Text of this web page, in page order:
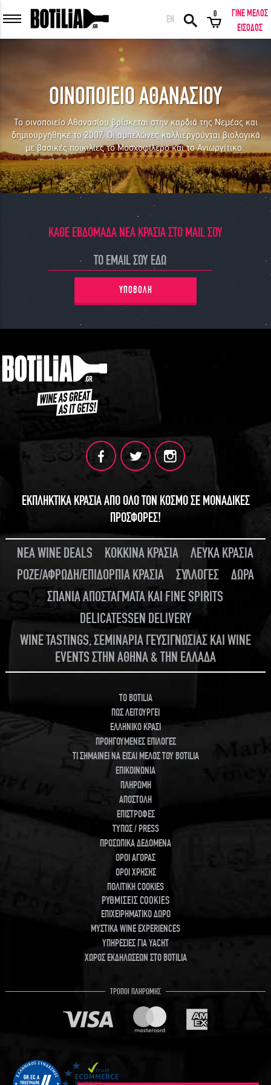
ΕΙΣΟΔΟΣ ΜΕΛΩΝ
Να με θυμάσαι
ΕΙΣΟΔΟΣ Ξέχασα τον κωδικό μου!
ΕΙΣΟΔΟΣ ΜΕ FACEBOOK
ΕΚΠΛΗΚΤΙΚΑ ΚΡΑΣΙΑ ΑΠΟ ΟΛΟ ΤΟΝ ΚΟΣΜΟ ΣΤΗΝ ΠΟΡΤΑ ΣΟΥ ΣΕ
ΜΟΝΑΔΙΚΕΣ ΠΡΟΣΦΟΡΕΣ!
EN
0
ΓΙΝΕ ΜΕΛΟΣ
ΕΙΣΟΔΟΣ
ΟΙΝΟΠΟΙΕΙΟ ΑΘΑΝΑΣΙΟΥ
Το οινοποιείο Αθανασίου βρίσκεται στην καρδιά της Νεμέας και
δημιουργήθηκε το 2007. Οι αμπελώνες καλλιεργούνται βιολογικά
με βασικές ποικιλίες το Μοσχοφίλερο και το Αγιωργίτικο.
ΚΑΘΕ ΕΒΔΟΜΑΔΑ ΝΕΑ ΚΡΑΣΙΑ ΣΤΟ MAIL ΣΟΥ
ΥΠΟΒΟΛΗ
ΕΚΠΛΗΚΤΙΚΑ ΚΡΑΣΙΑ ΑΠΟ ΟΛΟ ΤΟΝ ΚΟΣΜΟ ΣΕ ΜΟΝΑΔΙΚΕΣ
ΠΡΟΣΦΟΡΕΣ!
ΝΕΑ WINE DEALS ΚΟΚΚΙΝΑ ΚΡΑΣΙΑ
ΛΕΥΚΑ ΚΡΑΣΙΑ
ΡΟΖΕ/ΑΦΡΩΔΗ/ΕΠΙΔΟΡΠΙΑ ΚΡΑΣΙΑ
ΣΥΛΛΟΓΕΣ
ΔΩΡΑ
ΣΠΑΝΙΑ ΑΠΟΣΤΑΓΜΑΤΑ ΚΑΙ FINE SPIRITS
DELICATESSEN DELIVERY
WINE TASTINGS, ΣΕΜΙΝΑΡΙΑ ΓΕΥΣΙΓΝΩΣΙΑΣ ΚΑΙ WINE
EVENTS ΣΤΗΝ ΑΘΗΝΑ & ΤΗΝ ΕΛΛΑΔΑ
TO BOTILIA
ΠΩΣ ΛΕΙΤΟΥΡΓΕΙ
ΕΛΛΗΝΙΚΟ ΚΡΑΣΙ
ΠΡΟΗΓΟΥΜΕΝΕΣ ΕΠΙΛΟΓΕΣ
ΤΙ ΣΗΜΑΙΝΕΙ ΝΑ ΕΙΣΑΙ ΜΕΛΟΣ ΤΟΥ BOTILIA
ΕΠΙΚΟΙΝΩΝΙΑ
ΠΛΗΡΩΜΗ
ΑΠΟΣΤΟΛΗ
ΕΠΙΣΤΡΟΦΕΣ
ΤΥΠΟΣ / PRESS
ΠΡΟΣΩΠΙΚΑ ΔΕΔΟΜΕΝΑ
ΟΡΟΙ ΑΓΟΡΑΣ
ΟΡΟΙ ΧΡΗΣΗΣ
ΠΟΛΙΤΙΚΗ COOKIES
ΡΥΘΜΙΣΕΙΣ COOKIES
ΕΠΙΧΕΙΡΗΜΑΤΙΚΟ ΔΩΡΟ
ΜΥΣΤΙΚΑ WINE EXPERIENCES
ΥΠΗΡΕΣΙΕΣ ΓΙΑ YACHT
ΧΩΡΟΣ ΕΚΔΗΛΩΣΕΩΝ ΣΤΟ BOTILIA
ΤΡΟΠΟΙ ΠΛΗΡΩΜΗΣ